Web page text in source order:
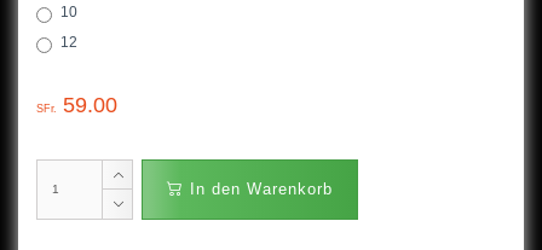
Gutschein
Patch
10
12
SFr. 59.00
In den Warenkorb